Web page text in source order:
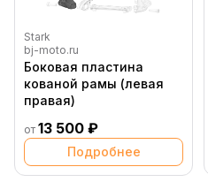
Stark
bj-moto.ru
Боковая пластина
кованой рамы (левая
правая)
от 13 500 ₽
Подробнее